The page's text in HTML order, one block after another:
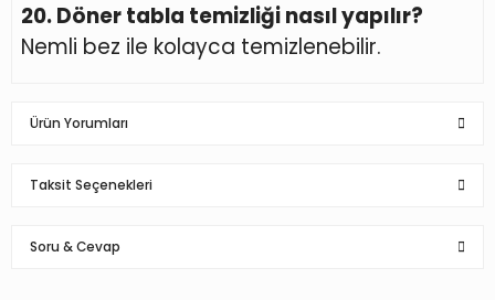
20. Döner tabla temizliği nasıl yapılır?
Nemli bez ile kolayca temizlenebilir.
Ürün Yorumları
Taksit Seçenekleri
Soru & Cevap